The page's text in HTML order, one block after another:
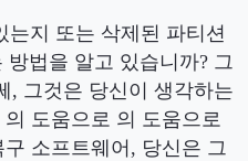
는지 또는 삭제된 파티션
법을 알고 있습니까? 그
, 그것은 당신이 생각하는
도움으로 의 도움으로
소프트웨어, 당신은 그